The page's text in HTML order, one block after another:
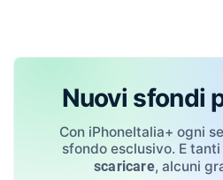
Nuovi sfondi
Con iPhoneItalia+ ogni
sfondo esclusivo. E
scaricare, alcuni